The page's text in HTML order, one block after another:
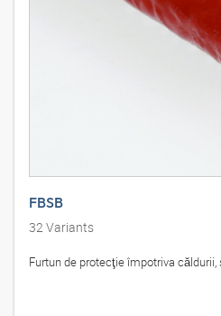
FBSB
32Variants
Furtun de protecţie împotriva